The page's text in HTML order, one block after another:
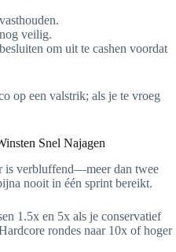
veilig.
om uit te cashen voordat
op een valstrik; als je te vroeg
Snel Najagen
is verbluffend—meer dan twee
nooit in één sprint bereikt.
1.5x en 5x als je conservatief
rondes naar 10x of hoger